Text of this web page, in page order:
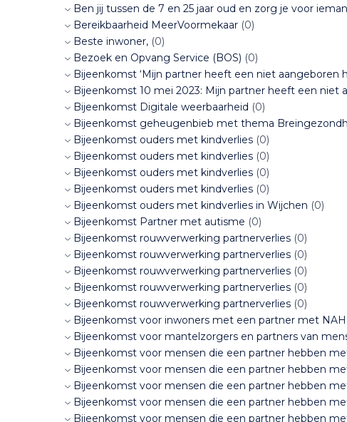
Ben jij tussen de 7 en 25 jaar oud en zorg je voor
Bereikbaarheid MeerVoormekaar (0)
Beste inwoner, (0)
Bezoek en Opvang Service (BOS) (0)
Bijeenkomst ‘Mijn partner heeft een niet aangeboren
Bijeenkomst 10 mei 2023: Mijn partner heeft een niet
Bijeenkomst Digitale weerbaarheid (0)
Bijeenkomst geheugenbieb met thema
Bijeenkomst ouders met kindverlies (0)
Bijeenkomst ouders met kindverlies (0)
Bijeenkomst ouders met kindverlies (0)
Bijeenkomst ouders met kindverlies (0)
Bijeenkomst ouders met kindverlies in Wijchen (0)
Bijeenkomst Partner met autisme (0)
Bijeenkomst rouwverwerking partnerverlies (0)
Bijeenkomst rouwverwerking partnerverlies (0)
Bijeenkomst rouwverwerking partnerverlies (0)
Bijeenkomst rouwverwerking partnerverlies (0)
Bijeenkomst rouwverwerking partnerverlies (0)
Bijeenkomst voor inwoners met een partner met NAH
Bijeenkomst voor mantelzorgers en partners van
Bijeenkomst voor mensen die een partner hebben
Bijeenkomst voor mensen die een partner hebben
Bijeenkomst voor mensen die een partner hebben
Bijeenkomst voor mensen die een partner hebben
Bijeenkomst voor mensen die een partner hebben